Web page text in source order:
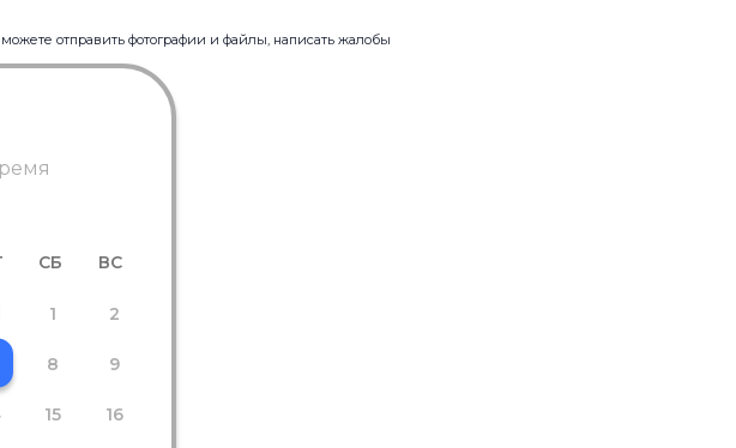
отправить фотографии и файлы, написать жалобы
СБ ВС
1 2
8 9
15 16